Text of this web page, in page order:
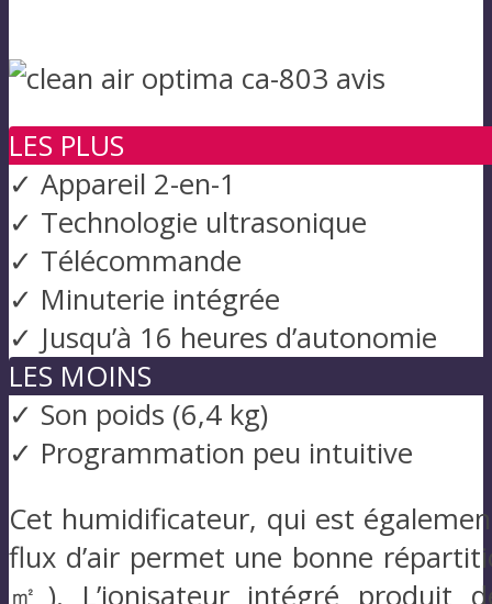
LES PLUS
✓ Appareil 2-en-1
✓ Technologie ultrasonique
✓ Télécommande
✓ Minuterie intégrée
✓ Jusqu’à 16 heures d’autonomie
LES MOINS
✓ Son poids (6,4 kg)
✓ Programmation peu intuitive
Cet humidificateur, qui est
flux d’air permet une bonne
㎡). L’ionisateur intégré produit